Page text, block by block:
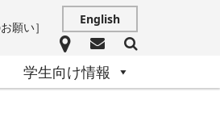
願い］
English
学生向け情報